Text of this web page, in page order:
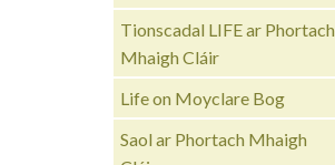
Tionscadal LIFE ar Phortach
Mhaigh Cláir
Life on Moyclare Bog
Saol ar Phortach Mhaigh